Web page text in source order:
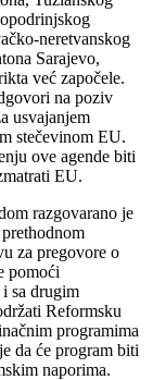
neretvanskog
Sarajevo,
već započele.
na poziv
usvajanjem
stečevinom EU.
ove agende biti
EU.
razgovarano je
za pregovore o
pomoći
sa drugim
Reformsku
programima
da će program biti
naporima.